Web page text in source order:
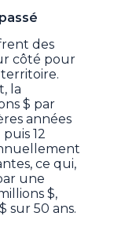
des
côté pour
la
$ par
années
12
ce qui,
une
$,
sur 50 ans.